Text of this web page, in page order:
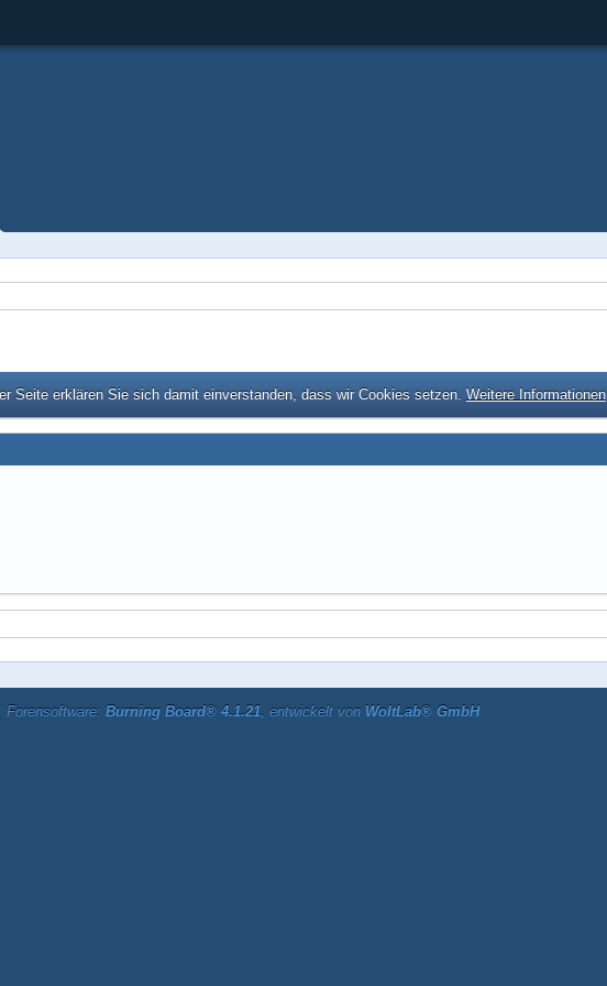
Seite erklären Sie sich damit einverstanden, dass wir Cookies setzen. Weitere Informationen
Forensoftware: Burning Board® 4.1.21, entwickelt von WoltLab® GmbH